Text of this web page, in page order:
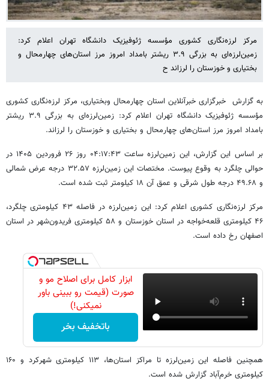
مرکز لرزه‌نگاری کشوری مؤسسه ژئوفیزیک دانشگاه تهران اعلام کرد:
زمین‌لرزه‌ای به بزرگی ۳.۹ ریشتر بامداد امروز مرز استان‌های چهارمحال و
بختیاری و خوزستان را لرزاند ح
به گزارش خبرگزاری خبرآنلاین استان چهارمحال وبختیاری، مرکز لرزه‌نگاری کشوری
مؤسسه ژئوفیزیک دانشگاه تهران اعلام کرد: زمین‌لرزه‌ای به بزرگی ۳.۹ ریشتر
بامداد امروز مرز استان‌های چهارمحال و بختیاری و خوزستان را لرزاند.
بر اساس این گزارش، این زمین‌لرزه ساعت ۰۴:۱۷:۴۳ روز ۲۶ فروردین ۱۴۰۵ در
حوالی چلگرد به وقوع پیوست. مختصات این زمین‌لرزه ۳۲.۵۷ درجه عرض شمالی
و ۴۹.۶۸ درجه طول شرقی و عمق آن ۱۸ کیلومتر ثبت شده است.
مرکز لرزه‌نگاری کشوری اعلام کرد: این زمین‌لرزه در فاصله ۴۳ کیلومتری چلگرد،
۴۶ کیلومتری قلعه‌خواجه در استان خوزستان و ۵۸ کیلومتری فریدون‌شهر در استان
اصفهان رخ داده است.
ابزار کامل برای اصلاح مو و
صورت (قیمت رو ببینی باور
نمیکنی!)
باتخفیف بخر
همچنین فاصله این زمین‌لرزه تا مراکز استان‌ها، ۱۱۳ کیلومتری شهرکرد و ۱۶۰
کیلومتری خرم‌آباد گزارش شده است.